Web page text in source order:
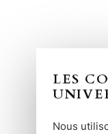
LES
Nous